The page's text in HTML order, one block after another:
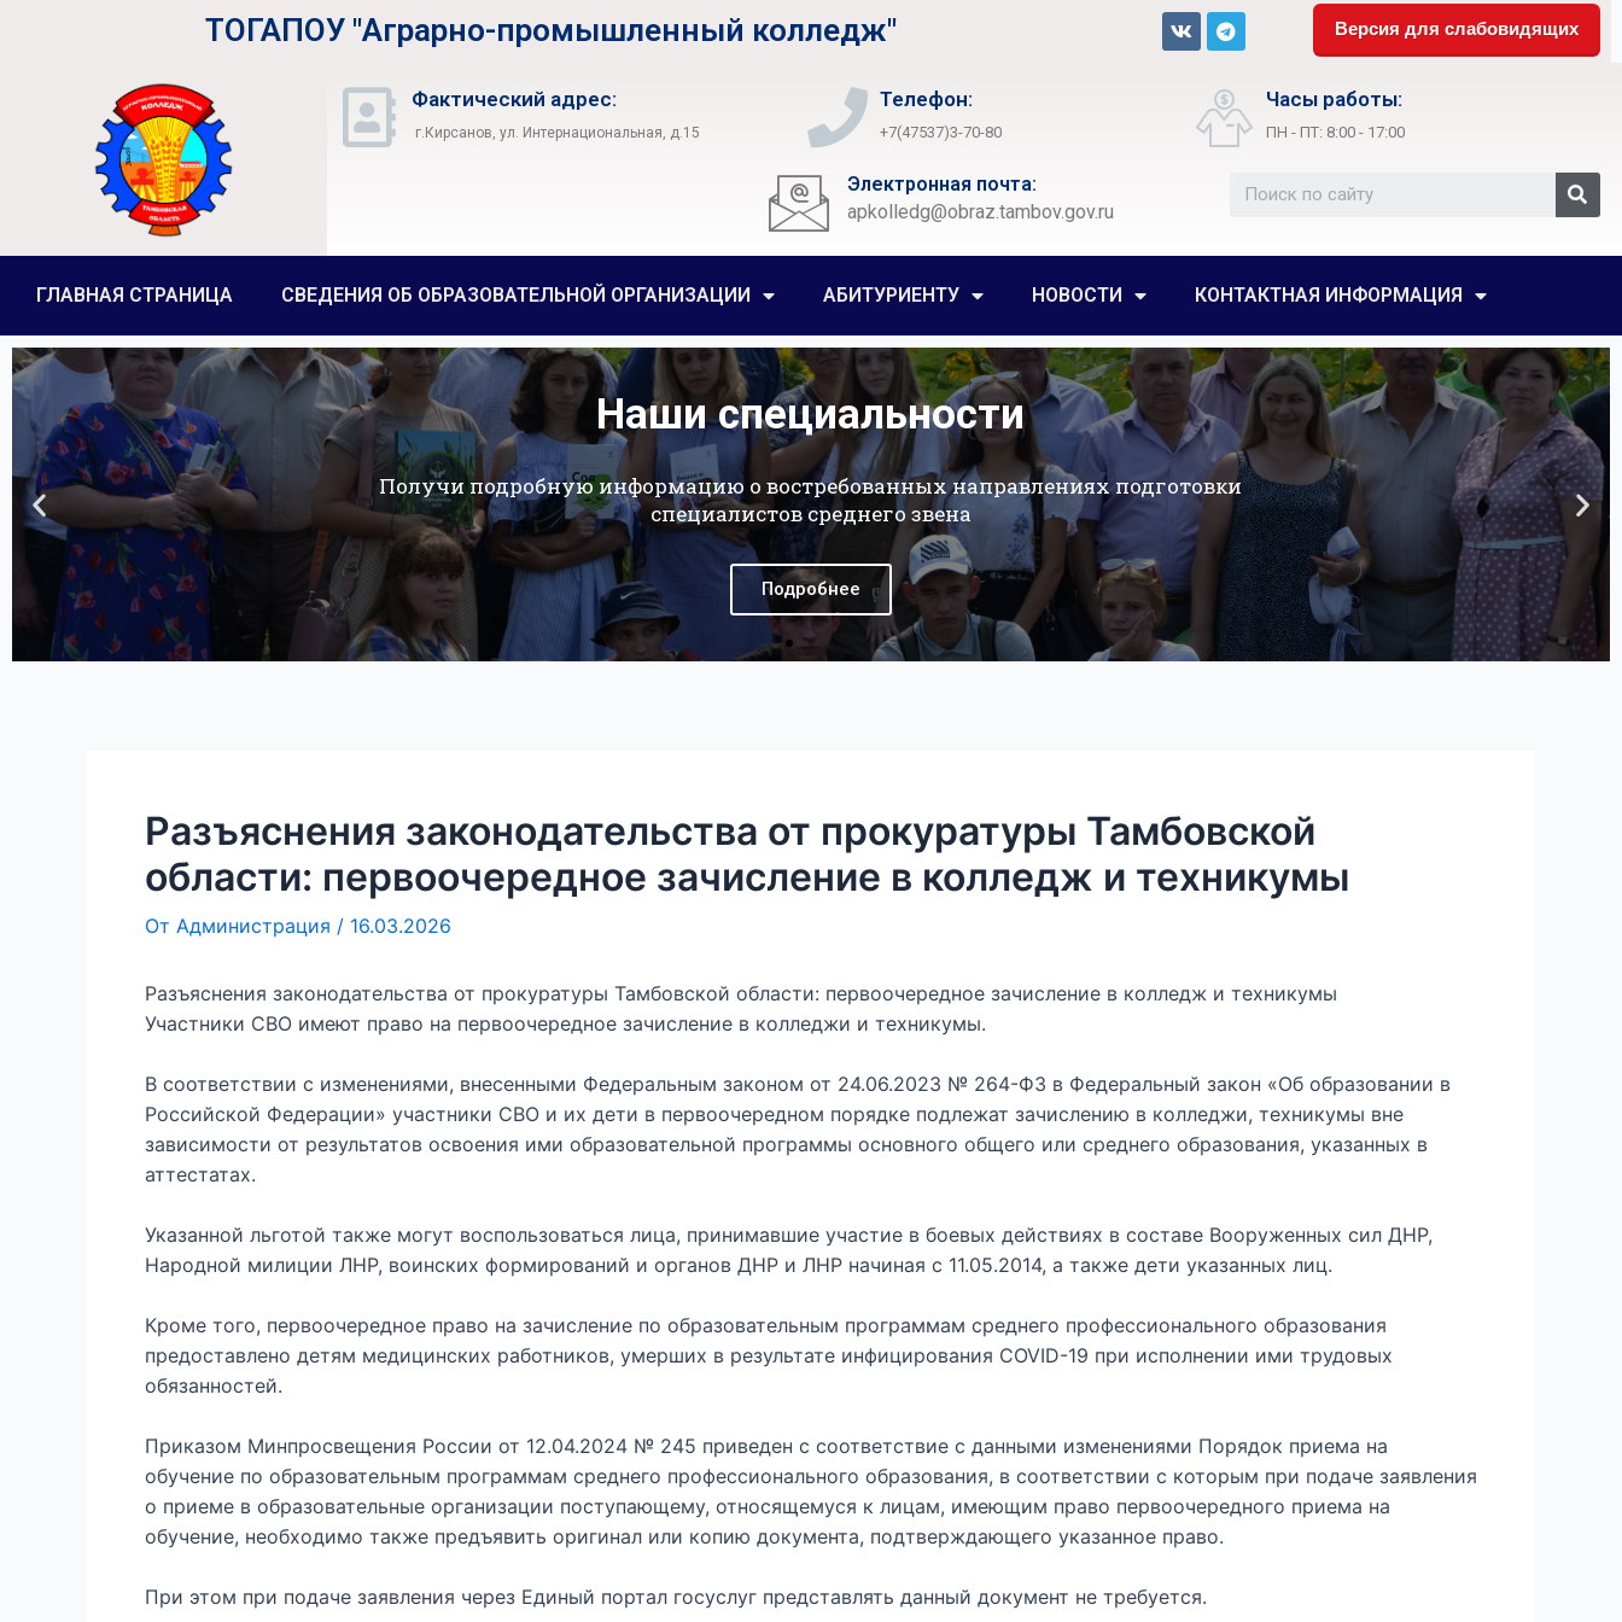
ТОГАПОУ "Аграрно-промышленный колледж" Версия для слабовидящих
Фактический адрес:
г.Кирсанов, ул. Интернациональная, д.15
Телефон:
+7(47537)3-70-80
Часы работы:
ПН - ПТ: 8:00 - 17:00
Электронная почта:
apkolledg@obraz.tambov.gov.ru
ГЛАВНАЯ СТРАНИЦА СВЕДЕНИЯ ОБ ОБРАЗОВАТЕЛЬНОЙ ОРГАНИЗАЦИИ АБИТУРИЕНТУ НОВОСТИ КОНТАКТНАЯ ИНФОРМАЦИЯ
Наши специальности
Получи подробную информацию о востребованных направлениях подготовки
специалистов среднего звена
Подробнее
Разъяснения законодательства от прокуратуры Тамбовской
области: первоочередное зачисление в колледж и техникумы
От Администрация / 16.03.2026
Разъяснения законодательства от прокуратуры Тамбовской области: первоочередное зачисление в колледж и техникумы
Участники СВО имеют право на первоочередное зачисление в колледжи и техникумы.
В соответствии с изменениями, внесенными Федеральным законом от 24.06.2023 № 264-ФЗ в Федеральный закон «Об образовании в
Российской Федерации» участники СВО и их дети в первоочередном порядке подлежат зачислению в колледжи, техникумы вне
зависимости от результатов освоения ими образовательной программы основного общего или среднего образования, указанных в
аттестатах.
Указанной льготой также могут воспользоваться лица, принимавшие участие в боевых действиях в составе Вооруженных сил ДНР,
Народной милиции ЛНР, воинских формирований и органов ДНР и ЛНР начиная с 11.05.2014, а также дети указанных лиц.
Кроме того, первоочередное право на зачисление по образовательным программам среднего профессионального образования
предоставлено детям медицинских работников, умерших в результате инфицирования COVID-19 при исполнении ими трудовых
обязанностей.
Приказом Минпросвещения России от 12.04.2024 № 245 приведен с соответствие с данными изменениями Порядок приема на
обучение по образовательным программам среднего профессионального образования, в соответствии с которым при подаче заявления
о приеме в образовательные организации поступающему, относящемуся к лицам, имеющим право первоочередного приема на
обучение, необходимо также предъявить оригинал или копию документа, подтверждающего указанное право.
При этом при подаче заявления через Единый портал госуслуг представлять данный документ не требуется.